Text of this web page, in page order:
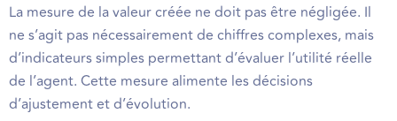
La mesure de la valeur créée ne doit pas être négligée. Il
ne s’agit pas nécessairement de chiffres complexes, mais
d’indicateurs simples permettant d’évaluer l’utilité réelle
de l’agent. Cette mesure alimente les décisions
d’ajustement et d’évolution.